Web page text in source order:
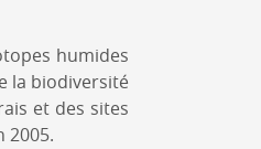
sur notre newsletter
à idées
humides
la biodiversité
et des sites
2005.